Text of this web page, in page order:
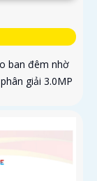
ban đêm nhờ
giải 3.0MP